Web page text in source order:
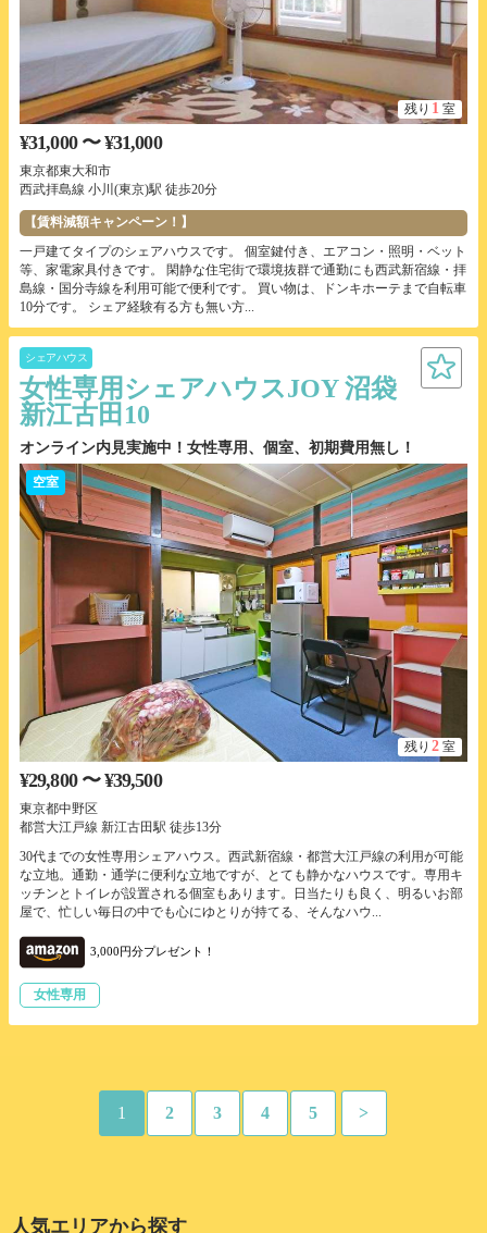
残り 1 室
¥31,000 〜 ¥31,000
東京都東大和市
西武拝島線 小川(東京)駅 徒歩20分
【賃料減額キャンペーン！】
一戸建てタイプのシェアハウスです。 個室鍵付き、エアコン・照明・ベット
等、家電家具付きです。 閑静な住宅街で環境抜群で通勤にも西武新宿線・拝
島線・国分寺線を利用可能で便利です。 買い物は、ドンキホーテまで自転車
10分です。 シェア経験有る方も無い方...
シェアハウス
女性専用シェアハウスJOY 沼袋
新江古田10
オンライン内見実施中！女性専用、個室、初期費用無し！
空室
残り 2 室
¥29,800 〜 ¥39,500
東京都中野区
都営大江戸線 新江古田駅 徒歩13分
30代までの女性専用シェアハウス。西武新宿線・都営大江戸線の利用が可能
な立地。通勤・通学に便利な立地ですが、とても静かなハウスです。専用キ
ッチンとトイレが設置される個室もあります。日当たりも良く、明るいお部
屋で、忙しい毎日の中でも心にゆとりが持てる、そんなハウ...
3,000円分プレゼント！
女性専用
1 2 3 4 5 >
人気エリアから探す